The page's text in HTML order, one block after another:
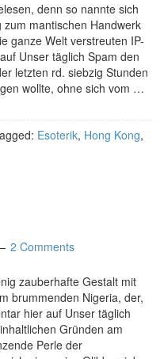
denn so nannte sich
mantischen Handwerk
ganze Welt verstreuten IP-
Unser täglich Spam den
letzten rd. siebzig Stunden
wollte, ohne sich vom …
Esoterik, Hong Kong,
2 Comments
zauberhafte Gestalt mit
brummenden Nigeria, der,
hier auf Unser täglich
Gründen am
Perle der